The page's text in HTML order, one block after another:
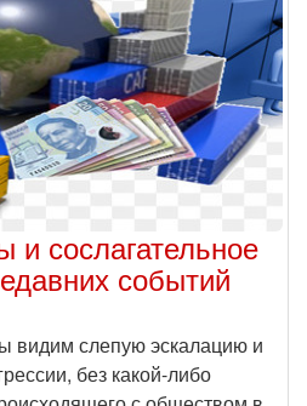
и сослагательное
событий
видим слепую эскалацию и
без какой-либо